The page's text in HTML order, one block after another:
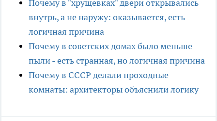
Почему в "хрущевках" двери открывались
внутрь, а не наружу: оказывается, есть
логичная причина
Почему в советских домах было меньше
пыли - есть странная, но логичная причина
Почему в СССР делали проходные
комнаты: архитекторы объяснили логику